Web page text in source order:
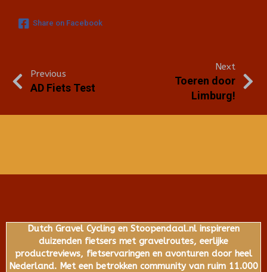
Share on Facebook
Previous
AD Fiets Test
Next
Toeren door
Limburg!
Dutch Gravel Cycling en Stoopendaal.nl inspireren
duizenden fietsers met gravelroutes, eerlijke
productreviews, fietservaringen en avonturen door heel
Nederland. Met een betrokken community van ruim 11.000